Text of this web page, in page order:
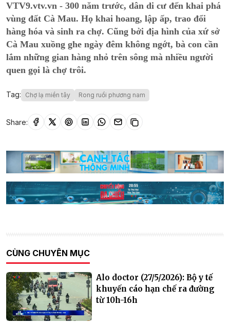
Time
VTV9.vtv.vn - 300 năm trước, dân di cư đến khai phá
vùng đất Cà Mau. Họ khai hoang, lập ấp, trao đổi
hàng hóa và sinh ra chợ. Cũng bởi địa hình của xứ sở
Cà Mau xuồng ghe ngày đêm không ngớt, bà con cần
lắm những gian hàng nhỏ trên sông mà nhiều người
quen gọi là chợ trôi.
Tag: Chợ lạ miền tây Rong ruổi phương nam
Share:
CÙNG CHUYÊN MỤC
Alo doctor (27/5/2026): Bộ y tế
khuyến cáo hạn chế ra đường
từ 10h-16h